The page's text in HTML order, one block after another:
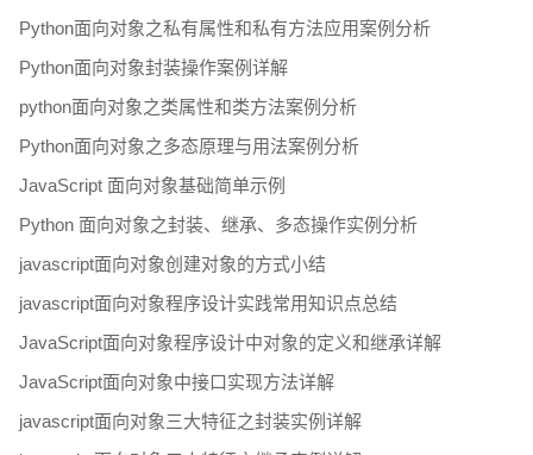
Python面向对象之私有属性和私有方法应用案例分析
Python面向对象封装操作案例详解
python面向对象之类属性和类方法案例分析
Python面向对象之多态原理与用法案例分析
JavaScript 面向对象基础简单示例
Python 面向对象之封装、继承、多态操作实例分析
javascript面向对象创建对象的方式小结
javascript面向对象程序设计实践常用知识点总结
JavaScript面向对象程序设计中对象的定义和继承详解
JavaScript面向对象中接口实现方法详解
javascript面向对象三大特征之封装实例详解